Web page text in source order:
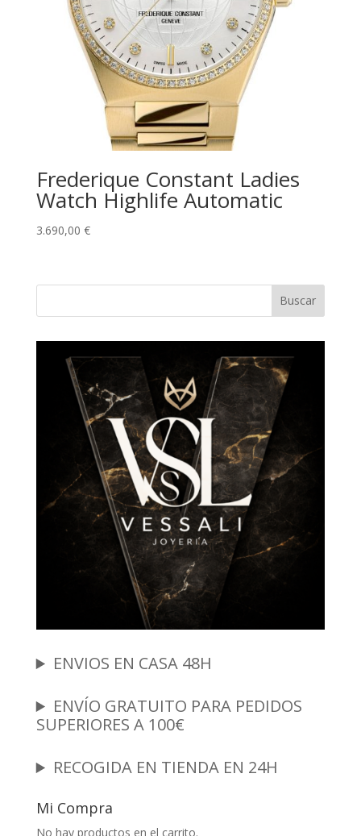
Frederique Constant Ladies
Watch Highlife Automatic
3.690,00 €
Buscar
ENVIOS EN CASA 48H
ENVÍO GRATUITO PARA PEDIDOS
SUPERIORES A 100€
RECOGIDA EN TIENDA EN 24H
Mi Compra
No hay productos en el carrito.